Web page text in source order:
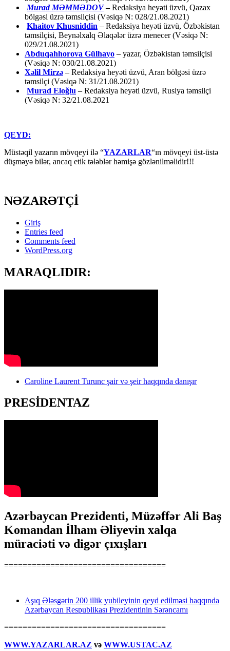
Murad MƏMMƏDOV –Redaksiya heyəti üzvü, Qazax
bölgəsi üzrə təmsilçisi (Vəsiqə N: 028/21.08.2021)
Khaitov Khusniddin – Redaksiya heyəti üzvü, Özbəkistan
təmsilçisi, Beynəlxalq Əlaqələr üzrə menecer (Vəsiqə N:
029/21.08.2021)
Abduqahhorova Gülhayo – yazar, Özbəkistan təmsilçisi
(Vəsiqə N: 030/21.08.2021)
Xəlil Mirzə – Redaksiya heyəti üzvü, Aran bölgəsi üzrə
təmsilçi (Vəsiqə N: 31/21.08.2021)
Murad Eloğlu – Redaksiya heyəti üzvü, Rusiya təmsilçi
(Vəsiqə N: 32/21.08.2021
QEYD:
Müstəqil yazarın mövqeyi ilə “YAZARLAR“ın mövqeyi üst-üstə
düşməyə bilər, ancaq etik tələblər həmişə gözlənilməlidir!!!
NƏZARƏTÇİ
Giriş
Entries feed
Comments feed
WordPress.org
MARAQLIDIR:
Caroline Laurent Turunc şair və şeir haqqında danışır
PRESİDENTAZ
Azərbaycan Prezidenti, Müzəffər Ali Baş
Komandan İlham Əliyevin xalqa
müraciəti və digər çıxışları
===================================
Aşıq Ələsgərin 200 illik yubileyinin qeyd edilməsi haqqında
Azərbaycan Respublikası Prezidentinin Sərəncamı
===================================
WWW.YAZARLAR.AZ və WWW.USTAC.AZ